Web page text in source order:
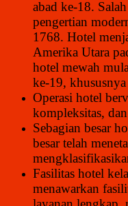
abad ke-18.
pengertian
1768. Hotel
Amerika Utara
hotel mewah
ke-19,
Operasi hotel
kompleksitas,
Sebagian besar
besar telah
Fasilitas hotel
menawarkan